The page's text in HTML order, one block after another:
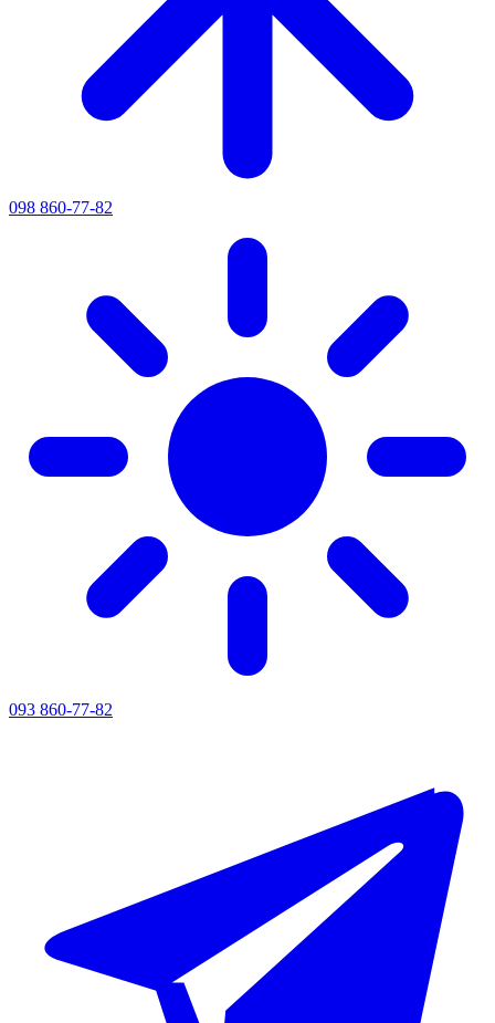
098 860-77-82
093 860-77-82